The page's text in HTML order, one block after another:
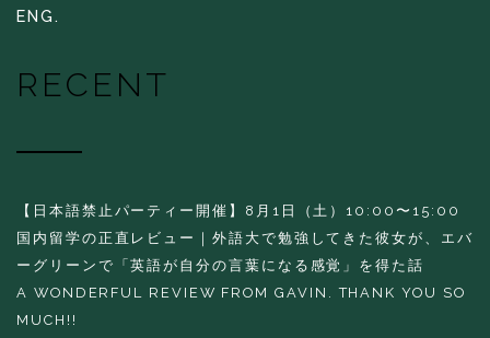
ENG.
RECENT
【日本語禁止パーティー開催】8月1日（土）10:00〜15:00
国内留学の正直レビュー｜外語大で勉強してきた彼女が、エバ
ーグリーンで「英語が自分の言葉になる感覚」を得た話
A WONDERFUL REVIEW FROM GAVIN. THANK YOU SO
MUCH!!